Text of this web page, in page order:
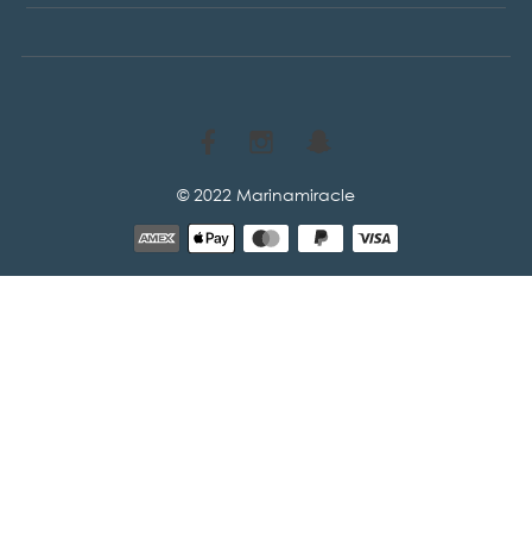
© 2022 Marinamiracle